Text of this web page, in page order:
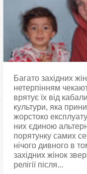
Багато західних
нетерпінням
врятує їх від
культури, яка
жорстоко
них єдиною
порятунку самих
нічого дивного в
західних жінок
релігії після...